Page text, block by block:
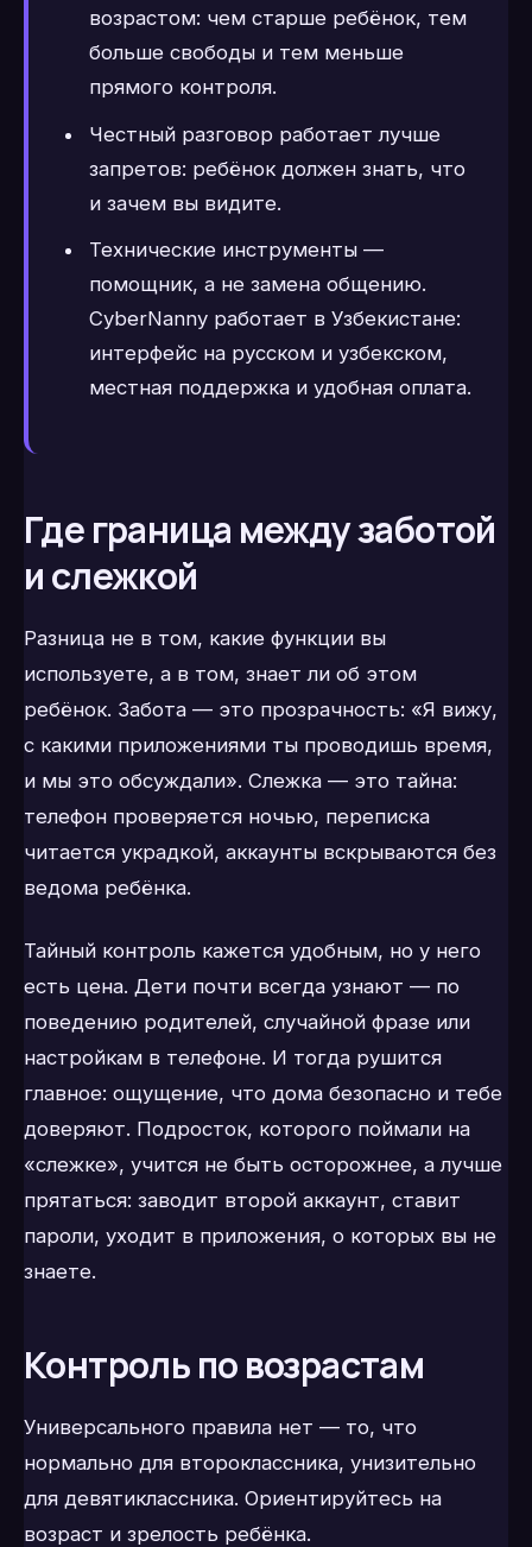
возрастом: чем старше ребёнок, тем
больше свободы и тем меньше
прямого контроля.
Честный разговор работает лучше
запретов: ребёнок должен знать, что
и зачем вы видите.
Технические инструменты —
помощник, а не замена общению.
CyberNanny работает в Узбекистане:
интерфейс на русском и узбекском,
местная поддержка и удобная оплата.
Где граница между заботой
и слежкой
Разница не в том, какие функции вы
используете, а в том, знает ли об этом
ребёнок. Забота — это прозрачность: «Я вижу,
с какими приложениями ты проводишь время,
и мы это обсуждали». Слежка — это тайна:
телефон проверяется ночью, переписка
читается украдкой, аккаунты вскрываются без
ведома ребёнка.
Тайный контроль кажется удобным, но у него
есть цена. Дети почти всегда узнают — по
поведению родителей, случайной фразе или
настройкам в телефоне. И тогда рушится
главное: ощущение, что дома безопасно и тебе
доверяют. Подросток, которого поймали на
«слежке», учится не быть осторожнее, а лучше
прятаться: заводит второй аккаунт, ставит
пароли, уходит в приложения, о которых вы не
знаете.
Контроль по возрастам
Универсального правила нет — то, что
нормально для второклассника, унизительно
для девятиклассника. Ориентируйтесь на
возраст и зрелость ребёнка.